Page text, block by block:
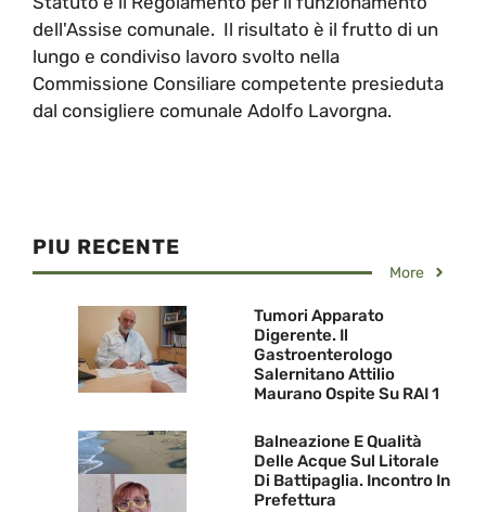
dell'Assise comunale. Il risultato è il frutto di un
lungo e condiviso lavoro svolto nella
Commissione Consiliare competente presieduta
dal consigliere comunale Adolfo Lavorgna.
PIU RECENTE
More
Tumori Apparato
Digerente. Il
Gastroenterologo
Salernitano Attilio
Maurano Ospite Su RAI 1
Balneazione E Qualità
Delle Acque Sul Litorale
Di Battipaglia. Incontro In
Prefettura